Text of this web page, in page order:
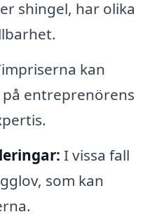
shingel, har olika
kan
entreprenörens
I vissa fall
som kan